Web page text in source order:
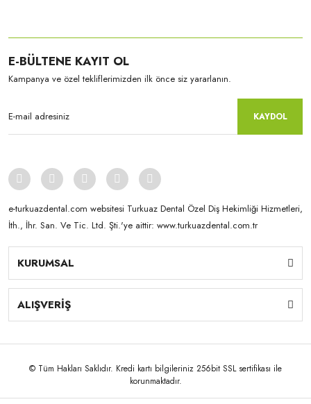
E-BÜLTENE KAYIT OL
Kampanya ve özel tekliflerimizden ilk önce siz yararlanın.
KAYDOL
e-turkuazdental.com websitesi Turkuaz Dental Özel Diş Hekimliği Hizmetleri,
İth., İhr. San. Ve Tic. Ltd. Şti.'ye aittir: www.turkuazdental.com.tr
KURUMSAL
ALIŞVERİŞ
© Tüm Hakları Saklıdır. Kredi kartı bilgileriniz 256bit SSL sertifikası ile
korunmaktadır.